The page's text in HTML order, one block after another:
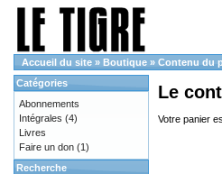
Accueil du site » Boutique » Contenu du
Le
Votre panier
Catégories
Abonnements
Intégrales (4)
Livres
Faire un don (1)
Recherche